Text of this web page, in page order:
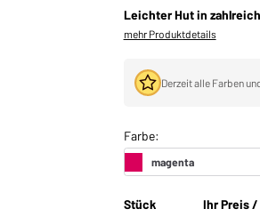
Leichter Hut in
mehr Produktdetails
Derzeit alle Farben
Stück Ihr Preis